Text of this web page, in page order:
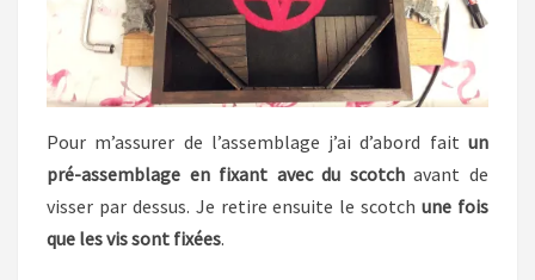
Pour m’assurer de l’assemblage j’ai d’abord fait un
pré-assemblage en fixant avec du scotchavant de
visser par dessus. Je retire ensuite le scotchune fois
que les vis sont fixées.